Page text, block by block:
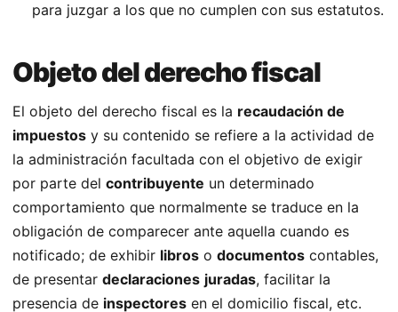
para juzgar a los que no cumplen con sus estatutos.
Objeto del derecho fiscal
El objeto del derecho fiscal es la recaudación de
impuestos y su contenido se refiere a la actividad de
la administración facultada con el objetivo de exigir
por parte del contribuyente un determinado
comportamiento que normalmente se traduce en la
obligación de comparecer ante aquella cuando es
notificado; de exhibir libros o documentos contables,
de presentar declaraciones juradas, facilitar la
presencia de inspectores en el domicilio fiscal, etc.